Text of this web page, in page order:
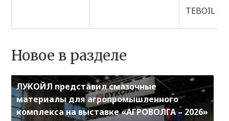
TEBOIL
Новое в разделе
ЛУКОЙЛ представил смазочные
материалы для агропромышленного
комплекса на выставке «АГРОВОЛГА – 2026»